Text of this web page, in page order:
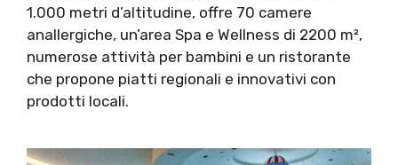
1.000 metri d’altitudine, offre 70 camere
anallergiche, un’area Spa e Wellness di 2200 m²,
numerose attività per bambini e un ristorante
che propone piatti regionali e innovativi con
prodotti locali.